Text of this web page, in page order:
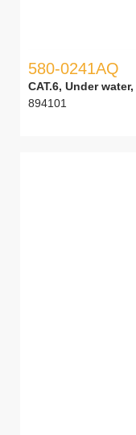
580-0241AQ
CAT.6, Under
894101